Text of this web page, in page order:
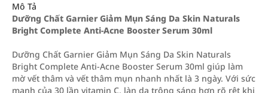
Mô Tả
Dưỡng Chất Garnier Giảm Mụn Sáng Da Skin Naturals
Bright Complete Anti-Acne Booster Serum 30ml
Dưỡng Chất Garnier Giảm Mụn Sáng Da Skin Naturals
Bright Complete Anti-Acne Booster Serum 30ml giúp làm
mờ vết thâm và vết thâm mụn nhanh nhất là 3 ngày. Với sức
mạnh của 30 lần vitamin C, làn da trông sáng hơn rõ rệt khi